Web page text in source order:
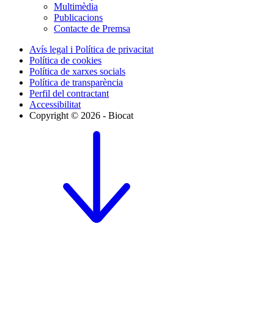
Multimèdia
Publicacions
Contacte de Premsa
Avís legal i Política de privacitat
Política de cookies
Política de xarxes socials
Política de transparència
Perfil del contractant
Accessibilitat
Copyright © 2026 - Biocat